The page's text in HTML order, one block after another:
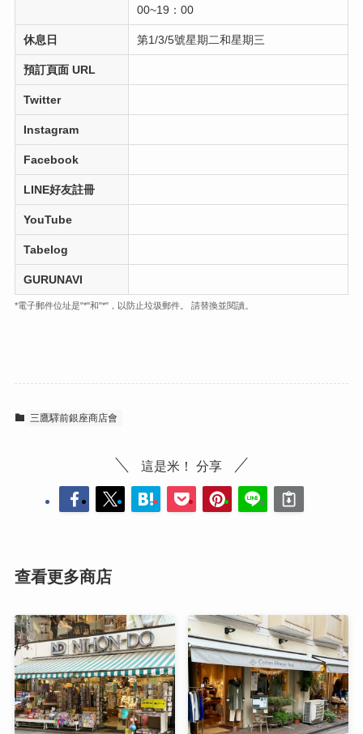
00~19：00
休息日 第1/3/5號星期二和星期三
預訂頁面 URL
Twitter
Instagram
Facebook
LINE好友註冊
YouTube
Tabelog
GURUNAVI
*電子郵件位址是"*"和"*"，以防止垃圾郵件。 請替換並閱讀。
三鷹驛前銀座商店會
這是米！ 分享
查看更多商店